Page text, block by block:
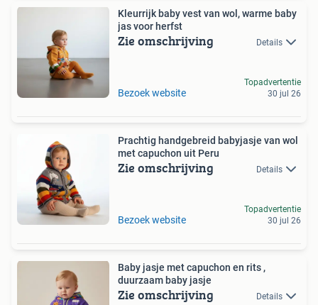
Kleurrijk baby vest van wol, warme baby
jas voor herfst
Zie omschrijving Details
Bezoek website
Topadvertentie
30 jul 26
Prachtig handgebreid babyjasje van wol
met capuchon uit Peru
Zie omschrijving Details
Bezoek website
Topadvertentie
30 jul 26
Baby jasje met capuchon en rits ,
duurzaam baby jasje
Zie omschrijving Details